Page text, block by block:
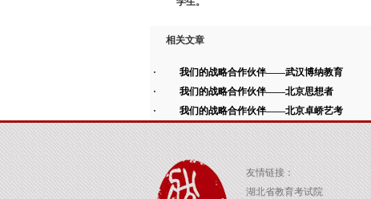
相关文章
我们的战略合作伙伴——武汉博纳教育
我们的战略合作伙伴——北京思想者
我们的战略合作伙伴——北京卓峤艺考
友情链接：
湖北省教育考试院